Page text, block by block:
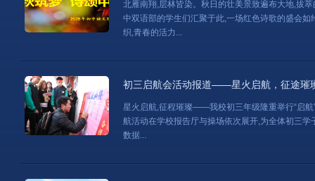
北雁南翔,层林皆染。秋日的壮美景致遍布大地,拔
中双语部的学生们汇聚于此,一场红色诗歌的盛会
织,青春的活力...
初三启航会活动报道——星火启航，征途璀
星火启航,征程璀璨——我校初三年级隆重举行“启航
航活动在学校报告厅与操场依次展开,为全体初三
数据...